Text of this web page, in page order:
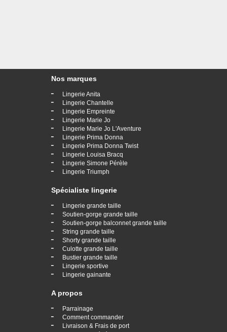
Nos marques
- Lingerie Anita
- Lingerie Chantelle
- Lingerie Empreinte
- Lingerie Marie Jo
- Lingerie Marie Jo L'Aventure
- Lingerie Prima Donna
- Lingerie Prima Donna Twist
- Lingerie Louisa Bracq
- Lingerie Simone Pérèle
- Lingerie Triumph
Spécialiste lingerie
- Lingerie grande taille
- Soutien-gorge grande taille
- Soutien-gorge balconnet grande taille
- String grande taille
- Shorty grande taille
- Culotte grande taille
- Bustier grande taille
- Lingerie sportive
- Lingerie gainante
A propos
- Parrainage
- Comment commander
- Livraison & Frais de port